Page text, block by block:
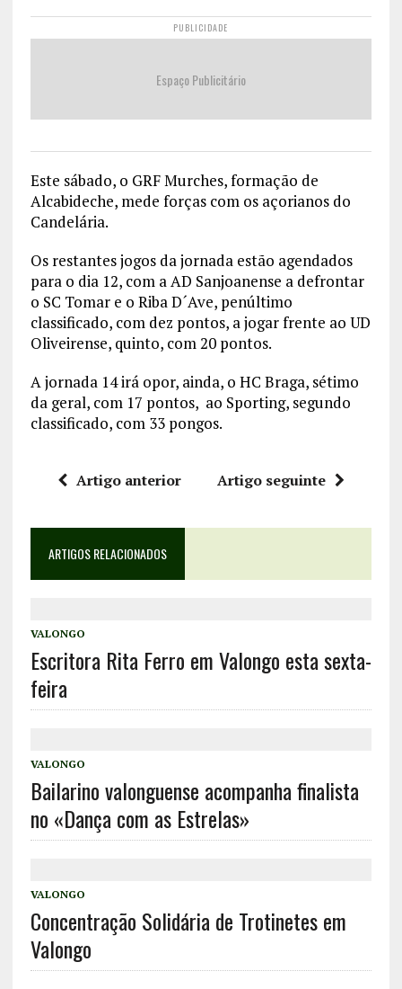
PUBLICIDADE
Espaço Publicitário
Este sábado, o GRF Murches, formação de
Alcabideche, mede forças com os açorianos do
Candelária.
Os restantes jogos da jornada estão agendados
para o dia 12, com a AD Sanjoanense a defrontar
o SC Tomar e o Riba D´Ave, penúltimo
classificado, com dez pontos, a jogar frente ao UD
Oliveirense, quinto, com 20 pontos.
A jornada 14 irá opor, ainda, o HC Braga, sétimo
da geral, com 17 pontos, ao Sporting, segundo
classificado, com 33 pongos.
Artigo anterior Artigo seguinte
ARTIGOS RELACIONADOS
VALONGO
Escritora Rita Ferro em Valongo esta sexta-
feira
VALONGO
Bailarino valonguense acompanha finalista
no «Dança com as Estrelas»
VALONGO
Concentração Solidária de Trotinetes em
Valongo